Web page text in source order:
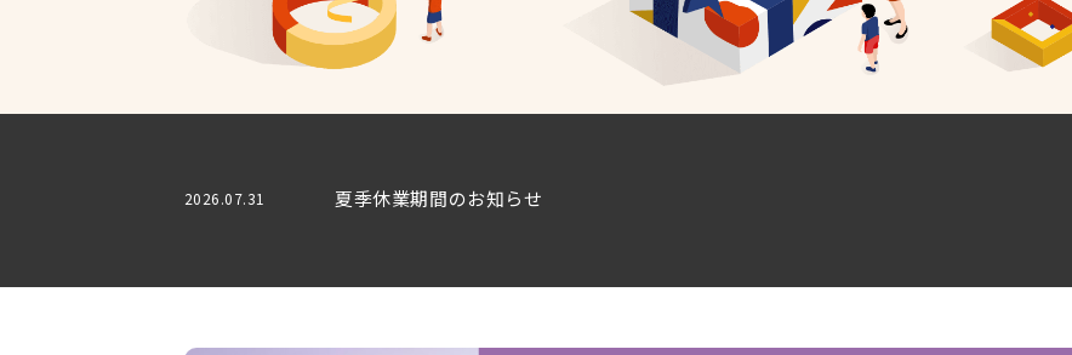
2026.07.31 夏季休業期間のお知らせ